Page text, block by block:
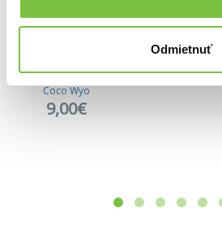
Odmietnuť
Coco Wyo: Girl Moments
Coco Wyo
9,00€
7,90€